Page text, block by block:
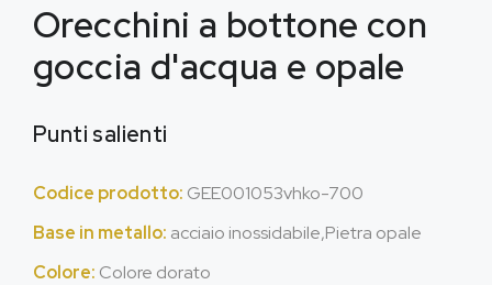
Orecchini a bottone con
goccia d'acqua e opale
Punti salienti
Codice prodotto: GEE001053vhko-700
Base in metallo: acciaio inossidabile,Pietra opale
Colore: Colore dorato